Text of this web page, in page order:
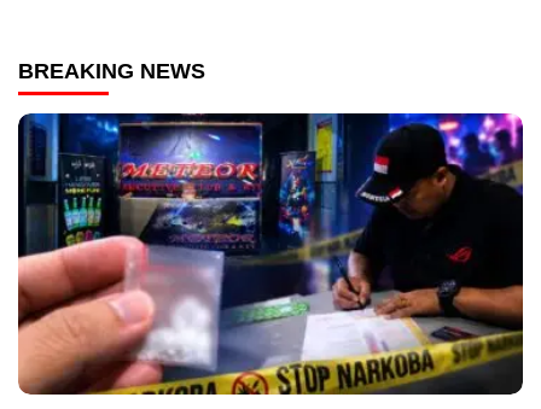
BREAKING NEWS